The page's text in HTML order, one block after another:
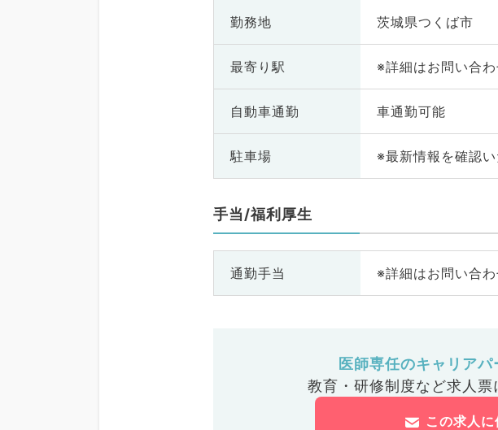
勤務地 茨城県つくば市
最寄り駅 ※詳細はお問い合
自動車通勤 車通勤可能
駐車場 ※最新情報を確認
手当/福利厚生
通勤手当 ※詳細はお問い合
医師専任のキャリアパ
教育・研修制度など求人票
この求人